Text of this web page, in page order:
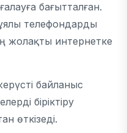
бағытталған.
ұялы телефондарды
жолақты интернетке
байланыс
біріктіру
өткізеді.